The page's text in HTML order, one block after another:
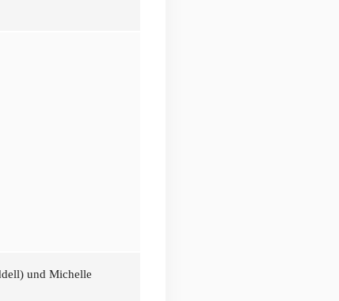
und Michelle